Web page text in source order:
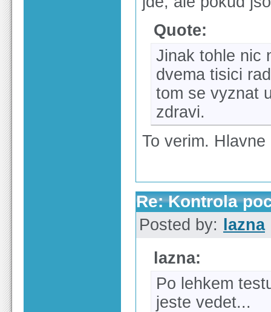
Quote:
Jinak tohle nic
dvema tisici
tom se vyznat
zdravi.
To verim.
Re: Kontrola
Posted by: lazna
lazna:
Po lehkem
jeste vedet...